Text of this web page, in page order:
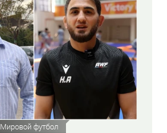
Мировой футбол